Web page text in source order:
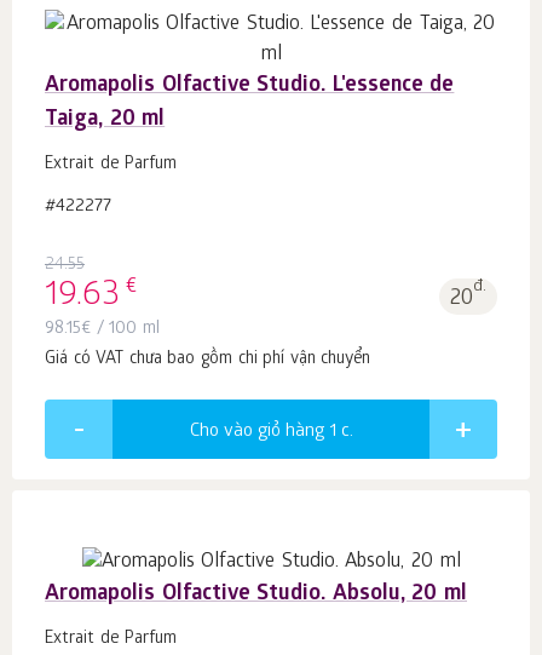
Aromapolis Olfactive Studio. L'essence de
Taiga, 20 ml
Extrait de Parfum
#422277
24.55
19.63 € 20đ.
98.15€ / 100 ml
Giá có VAT chưa bao gồm chi phí vận chuyển
Cho vào giỏ hàng 1 c.
Aromapolis Olfactive Studio. Absolu, 20 ml
Extrait de Parfum